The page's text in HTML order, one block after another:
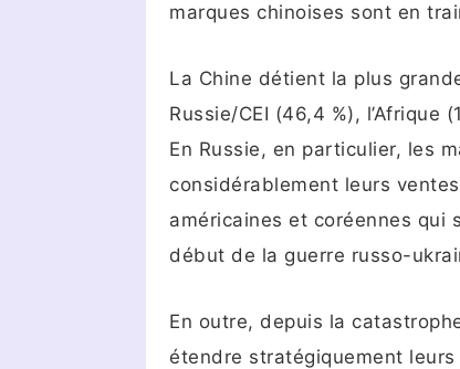
marques chinoises sont en
La Chine détient la plus
Russie/CEI (46,4 %), l’Afrique
En Russie, en particulier, les
considérablement leurs
américaines et coréennes qui
début de la guerre russo-
En outre, depuis la
étendre stratégiquement